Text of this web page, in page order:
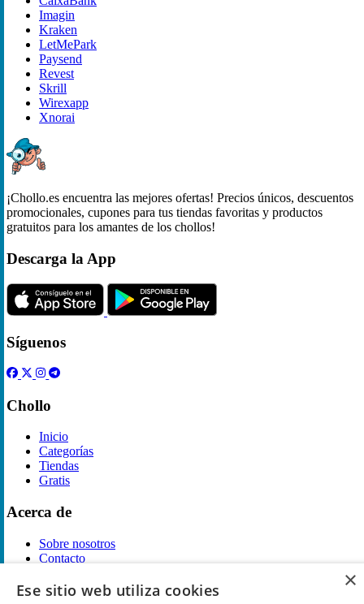
Imagin
Kraken
LetMePark
Paysend
Revest
Skrill
Wirexapp
Xnorai
¡Chollo.es encuentra las mejores ofertas! Precios únicos, descuentos
promocionales, cupones para tus tiendas favoritas y productos
gratuitos para los amantes de los chollos!
Descarga la App
Síguenos
Chollo
Inicio
Categorías
Tiendas
Gratis
Acerca de
Sobre nosotros
Contacto
×
Ese sitio web utiliza cookies